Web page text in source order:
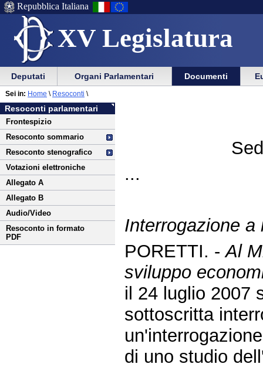
XV Legislatura
Menu
di
ausilio
alla
navigazione
Vai
Menu
di
navigazione
principale
Repubblica Italiana
Menu
di
navigazione
principale
Vai
menu
di
sezione
Deputati Organi Parlamentari Documenti
Vai
al
contenuto
Resoconti parlamentari
Frontespizio
Resoconto sommario
Resoconto stenografico
Votazioni elettroniche
Allegato A
Allegato B
Audio/Video
Resoconto in formato
PDF
Sei in: Home \ Resoconti \
...
Interrogazione
PORETTI. -Al
sviluppo
il 24 luglio 2007
sottoscritta
di uno studio